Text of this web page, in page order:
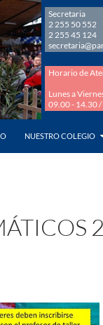
Secretaria
2 255 50 552
2 255 45 124
Horario de
Lunes a
09.00 - 14.30
NUESTRO COLEGIO